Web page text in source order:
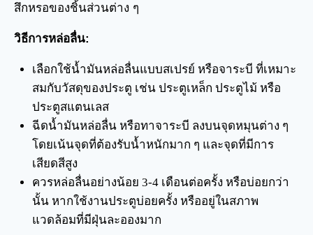
สึกหรอของชิ้นส่วนต่าง ๆ
วิธีการหล่อลื่น:
เลือกใช้น้ำมันหล่อลื่นแบบสเปรย์ หรือจาระบี ที่เหมาะ
สมกับวัสดุของประตู เช่น ประตูเหล็ก ประตูไม้ หรือ
ประตูสแตนเลส
ฉีดน้ำมันหล่อลื่น หรือทาจาระบี ลงบนจุดหมุนต่าง ๆ
โดยเน้นจุดที่ต้องรับน้ำหนักมาก ๆ และจุดที่มีการ
เสียดสีสูง
ควรหล่อลื่นอย่างน้อย 3-4 เดือนต่อครั้ง หรือบ่อยกว่า
นั้น หากใช้งานประตูบ่อยครั้ง หรืออยู่ในสภาพ
แวดล้อมที่มีฝุ่นละอองมาก